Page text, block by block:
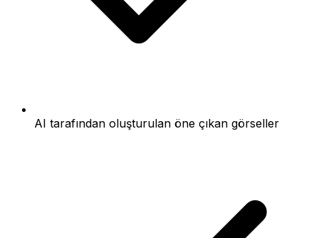
AI tarafından oluşturulan öne çıkan görseller